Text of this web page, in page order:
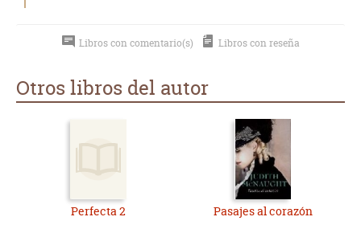
Libros con comentario(s) Libros con reseña
Otros libros del autor
Perfecta 2 Pasajes al corazón